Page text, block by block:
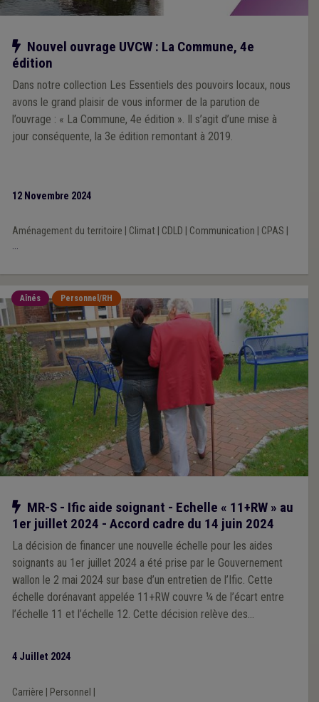
Notre action
Nouvel ouvrage UVCW : La Commune, 4e
édition
Dans notre collection Les Essentiels des pouvoirs locaux, nous
avons le grand plaisir de vous informer de la parution de
l’ouvrage : « La Commune, 4e édition ». Il s’agit d’une mise à
jour conséquente, la 3e édition remontant à 2019.
12 Novembre 2024
Aménagement du territoire Climat| CDLD Communication CPAS
...
Aînés Personnel/RH
Notre action
MR-S - Ific aide soignant - Echelle « 11+RW » au
1er juillet 2024 - Accord cadre du 14 juin 2024
La décision de financer une nouvelle échelle pour les aides
soignants au 1er juillet 2024 a été prise par le Gouvernement
wallon le 2 mai 2024 sur base d’un entretien de l’Ific. Cette
échelle dorénavant appelée 11+RW couvre ¼ de l’écart entre
l’échelle 11 et l’échelle 12. Cette décision relève des
4 Juillet 2024
Carrière Personnel